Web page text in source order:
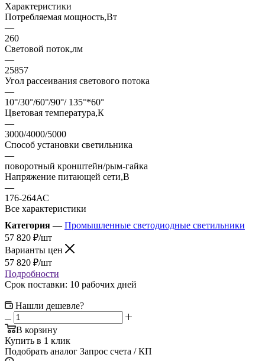
Характеристики
Потребляемая мощность,Вт
—
260
Световой поток,лм
—
25857
Угол рассеивания светового потока
—
10°/30°/60°/90°/ 135°*60°
Цветовая температура,К
—
3000/4000/5000
Способ установки светильника
—
поворотный кронштейн/рым-гайка
Напряжение питающей сети,В
—
176-264АС
Все характеристики
Категория — Промышленные светодиодные светильники
57 820 ₽/шт
Варианты цен
57 820 ₽/шт
Подробности
Срок поставки: 10 рабочих дней
Нашли дешевле?
В корзину
Купить в 1 клик
Подобрать аналог Запрос счета / КП